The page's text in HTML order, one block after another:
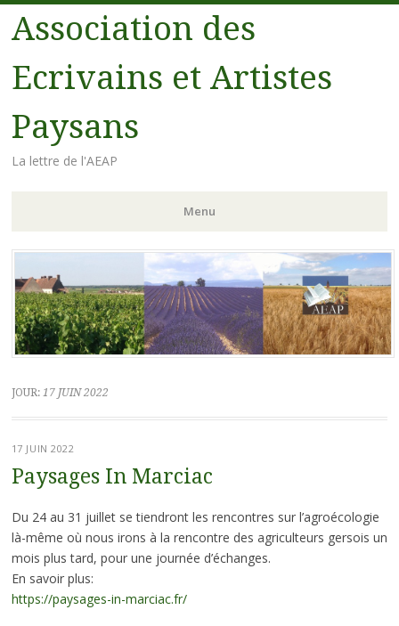
Association des
Ecrivains et Artistes
Paysans
La lettre de l'AEAP
Menu
Aller au contenu principal
JOUR: 17 JUIN 2022
17 JUIN 2022
Paysages In Marciac
Du 24 au 31 juillet se tiendront les rencontres sur l’agroécologie
là-même où nous irons à la rencontre des agriculteurs gersois un
mois plus tard, pour une journée d’échanges.
En savoir plus:
https://paysages-in-marciac.fr/